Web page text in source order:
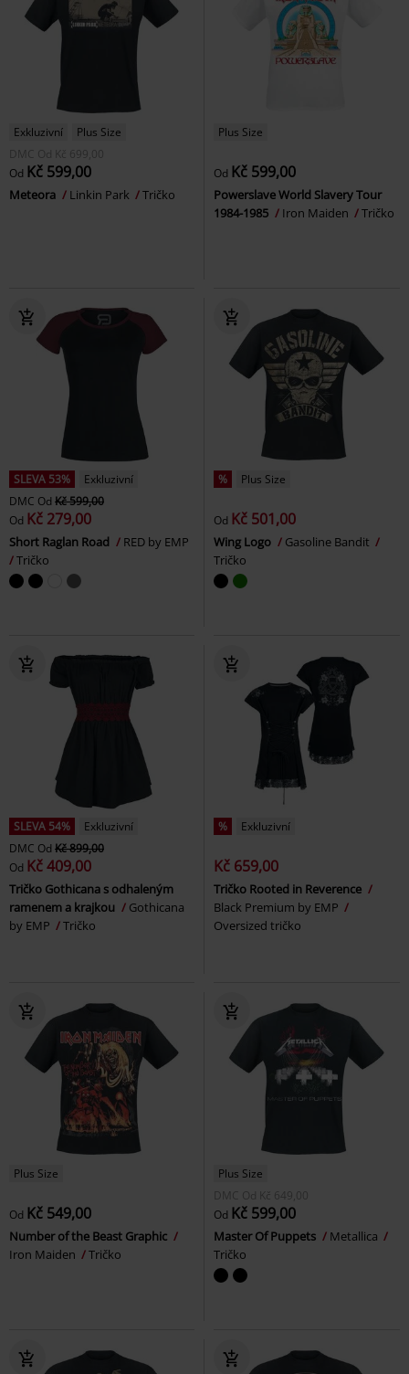
Exkluzivní
Plus Size
DMC Od Kč 699,00
Od Kč 599,00
Meteora Linkin Park Tričko
Plus Size
Od Kč 599,00
Powerslave World Slavery Tour
1984-1985
Iron Maiden Tričko
SLEVA 53%
Exkluzivní
DMC Od Kč 599,00
Od Kč 279,00
Short Raglan Road
RED by EMP
Tričko
% Plus Size
Od Kč 501,00
Wing Logo
Gasoline Bandit
Tričko
SLEVA 54%
Exkluzivní
DMC Od Kč 899,00
Od Kč 409,00
Tričko Gothicana s odhaleným
ramenem a krajkou
Gothicana
by EMP
Tričko
% Exkluzivní
Kč 659,00
Tričko Rooted in Reverence
Black Premium by EMP
Oversized tričko
Plus Size
Od Kč 549,00
Number of the Beast Graphic
Iron Maiden
Tričko
Plus Size
DMC Od Kč 649,00
Od Kč 599,00
Master Of Puppets
Metallica
Tričko